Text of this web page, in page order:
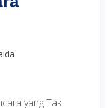
yang Tak